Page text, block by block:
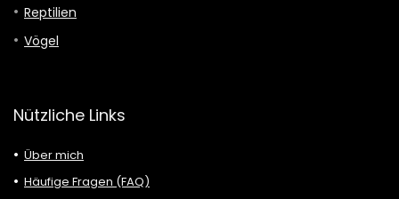
Reptilien
Vögel
Nützliche Links
Über mich
Häufige Fragen (FAQ)